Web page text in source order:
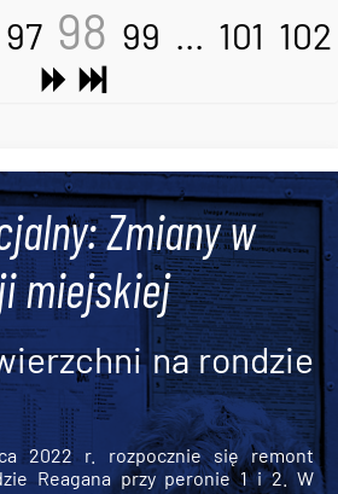
97 98 99 ... 101 102
Zmiany w
miejskiej
na rondzie
2022 r. rozpocznie się remont
Reagana przy peronie 1 i 2. W